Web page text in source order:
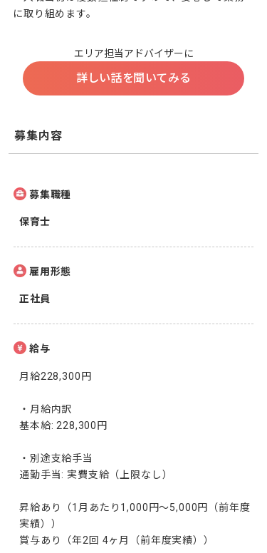
に取り組めます。
エリア担当アドバイザーに
詳しい話を聞いてみる
募集内容
募集職種
保育士
雇用形態
正社員
給与
月給228,300円
・月給内訳
基本給: 228,300円
・別途支給手当
通勤手当: 実費支給（上限なし）
昇給あり（1月あたり1,000円～5,000円（前年度
実績））
賞与あり（年2回 4ヶ月（前年度実績））